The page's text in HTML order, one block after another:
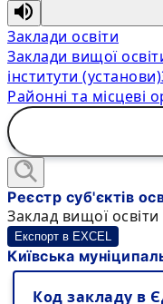
Заклади освіти
Заклади вищої
інститути (установи)
Районні та місцеві
Реєстр суб'єктів
Заклад вищої освіти
Експорт в EXCEL
Київська
Код закладу в